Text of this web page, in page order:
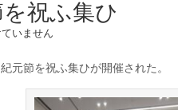
祝ふ集ひ
いません
元節を祝ふ集ひが開催された。